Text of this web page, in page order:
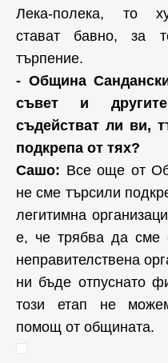
Лека-полека, то
стават бавно, за
търпение.
- Община
съвет и другите
съдействат ли ви,
подкрепа от тях?
Сашо: Все още от
не сме търсили
легитимна
е, че трябва да сме
неправителствена
ни бъде отпуснато
този етап не
помощ от общината.